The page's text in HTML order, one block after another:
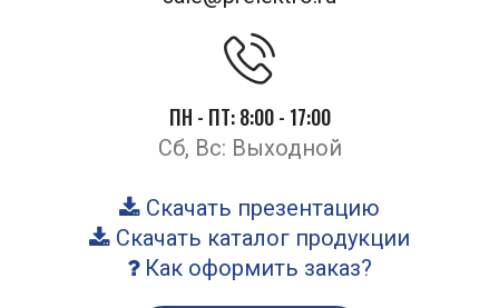
ПН - ПТ: 8:00 - 17:00
Сб, Вс: Выходной
Скачать презентацию
Скачать каталог продукции
Как оформить заказ?